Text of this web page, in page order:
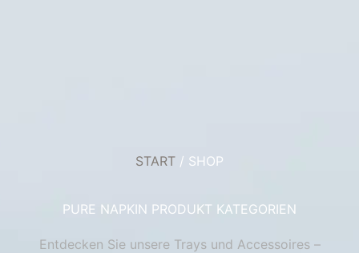
START / SHOP
PURE NAPKIN PRODUKT KATEGORIEN
Entdecken Sie unsere Trays und Accessoires –